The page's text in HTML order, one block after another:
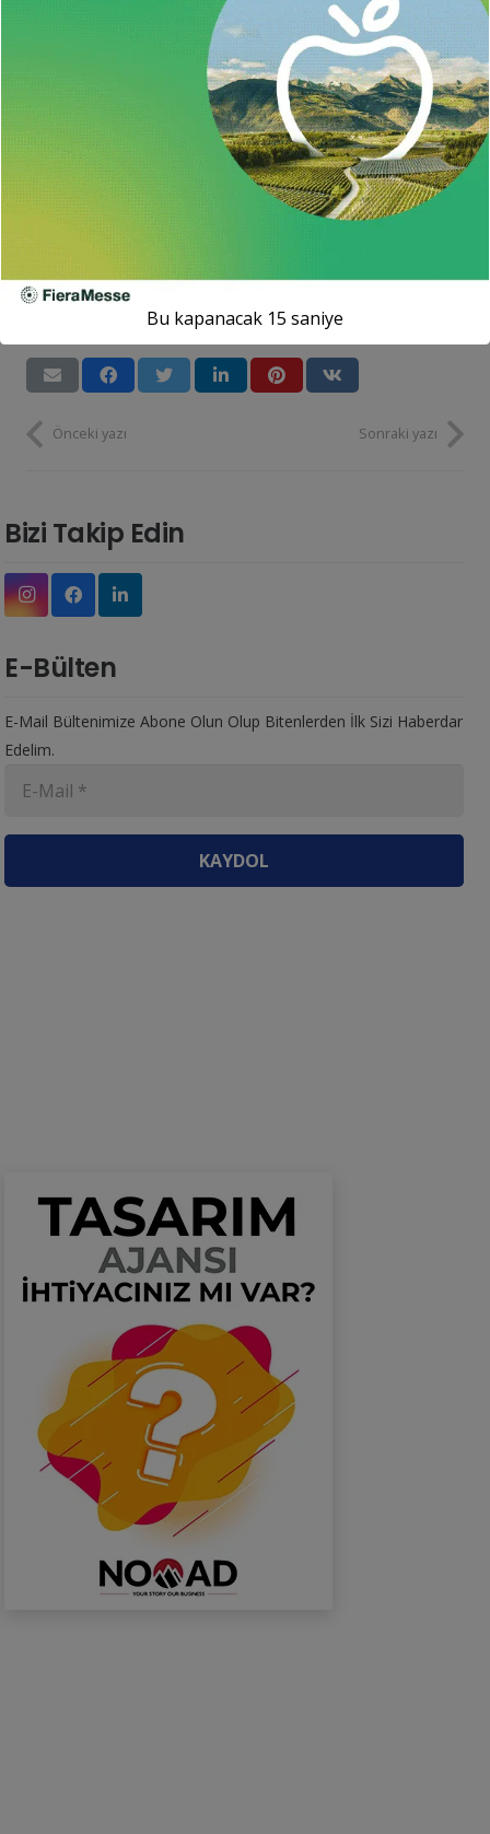
don zararı görülen bahçeler başta olmak üzere
bütün fındık bahçelerinde üreticilerimizin fındığın
yetiştirildiği koşulları dikkate alarak eğimli ya da düz
arazilerde eksikliği görülen gübreleri tekniğine
uygun şekilde zamanını geçirmeden bahçelerine
vermelerinin bu yılın olduğu kadar gelecek yılın
verimi için de önemli. Üreticilerimizin yaşanan
olumsuzluklardan en az oranda etkilenmesini
de üreticimizin yanında olduğumuzu vurguluyorum.”
değerlendirmesinde bulundu.
Önceki yazı Sonraki yazı
Bizi Takip Edin
E-Bülten
E-Mail Bültenimize Abone Olun Olup Bitenlerden İlk Sizi Haberdar
Edelim.
KAYDOL
Bu kapanacak 15 saniye